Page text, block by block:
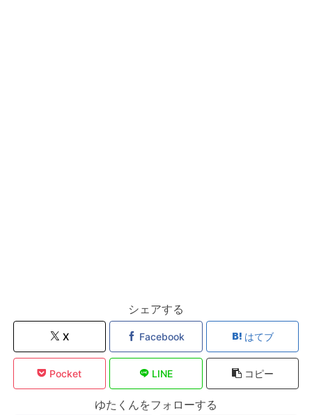
シェアする
X Facebook はてブ
Pocket LINE コピー
ゆたくんをフォローする